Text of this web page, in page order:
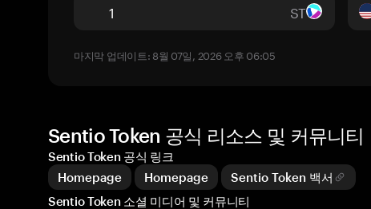
ST
마지막 업데이트: 8월 07일, 2026 오후 06:05
Sentio Token 공식 리소스 및 커뮤니티
Sentio Token 공식 링크
Homepage
Homepage
Sentio Token 백서
Sentio Token 소셜 미디어 및 커뮤니티